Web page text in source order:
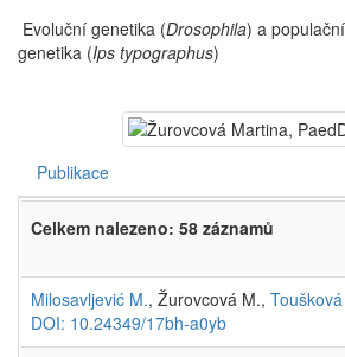
Evoluční genetika (Drosophila) a populační
genetika (Ips typographus)
Publikace
Celkem nalezeno: 58 záznamů
Milosavljević M., Žurovcová M.,
DOI: 10.24349/17bh-a0yb